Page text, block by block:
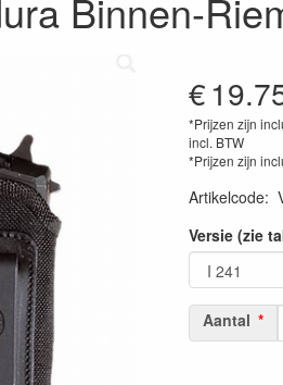
Binnen-
€
*Prijzen zijn
incl. BTW
*Prijzen zijn
Artikelcode:
Versie (zie
Aantal